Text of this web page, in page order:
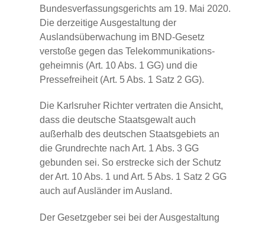
Bundesverfassungsgerichts am 19. Mai 2020.
Die derzeitige Ausgestaltung der
Auslandsüberwachung im BND-Gesetz
verstoße gegen das Telekommunikations-
geheimnis (Art. 10 Abs. 1 GG) und die
Pressefreiheit (Art. 5 Abs. 1 Satz 2 GG).
Die Karlsruher Richter vertraten die Ansicht,
dass die deutsche Staatsgewalt auch
außerhalb des deutschen Staatsgebiets an
die Grundrechte nach Art. 1 Abs. 3 GG
gebunden sei. So erstrecke sich der Schutz
der Art. 10 Abs. 1 und Art. 5 Abs. 1 Satz 2 GG
auch auf Ausländer im Ausland.
Der Gesetzgeber sei bei der Ausgestaltung